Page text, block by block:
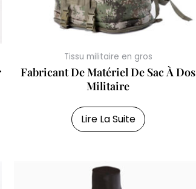
Tissu militaire en gros
Fabricant De Matériel De Sac À Dos
Militaire
Lire La Suite